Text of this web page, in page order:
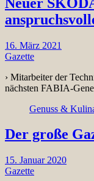
16. März 2021
Gazette
› Mitarbeiter der
nächsten FABIA-
Genuss &
Der große
15. Januar 2020
Gazette